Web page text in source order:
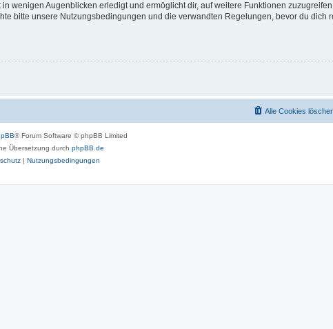
wenigen Augenblicken erledigt und ermöglicht dir, auf weitere Funktionen
bitte unsere Nutzungsbedingungen und die verwandten Regelungen, bevor du dich
Alle Cookies
® Forum Software © phpBB Limited
Übersetzung durch phpBB.de
| Nutzungsbedingungen